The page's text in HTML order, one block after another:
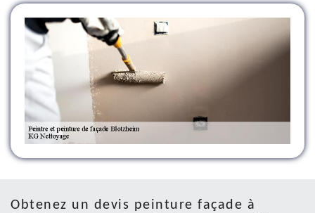
Obtenez un devis peinture façade à